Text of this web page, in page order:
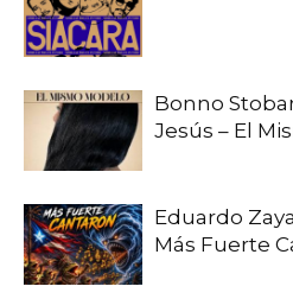
Bonno
Jesús – El
Eduardo
Más Fuerte